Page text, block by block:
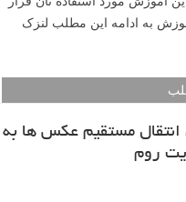
به ادامه این مطلب لنزک
مستقیم عکس ها به
روم